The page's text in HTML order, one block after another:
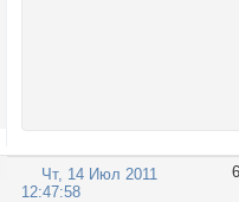
6
Чт, 14 Июл 2011
12:47:58